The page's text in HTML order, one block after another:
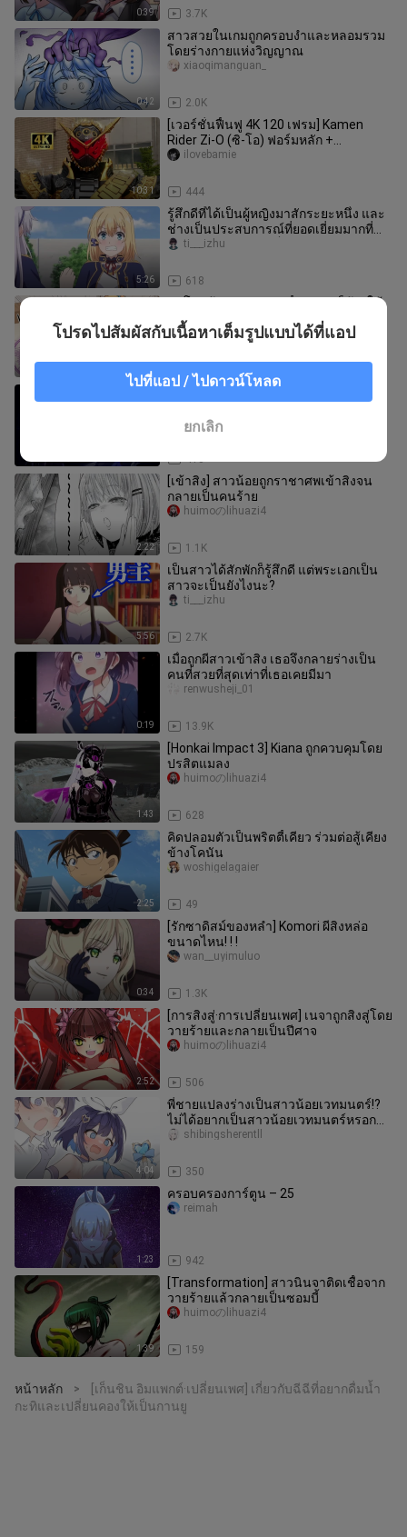
0:39 3.7K
0:42
สาวสวยในเกมถูกครอบงำและหลอมรวม
โดยร่างกายแห่งวิญญาณ
2.0K
xiaoqimanguan_
10:31
[เวอร์ชั่นฟื้นฟู 4K 120 เฟรม] Kamen
Rider Zi-O (ซิ-โอ) ฟอร์มหลัก +
คอลเลคชันท่าพิเศษ!
444
ilovebamie
5:26
รู้สึกดีที่ได้เป็นผู้หญิงมาสักระยะหนึ่ง และ
ช่างเป็นประสบการณ์ที่ยอดเยี่ยมมากที่
ตัวเอกชายจะกลายเป็นผู
618
ti___izhu
ขอโทษด้วยนะ ต่อจากนี้พวกเธอก็ต้องใช้
ชีวิตอยู่ในร่างผู้หญิงกันไปล่ะ～
74
jinliuli
[Honkai Impact 3] Seele ถูกพิษเข้าสิง
413
huimoのlihuazi4
2:22
[เข้าสิง] สาวน้อยถูกราชาศพเข้าสิงจน
กลายเป็นคนร้าย
1.1K
huimoのlihuazi4
5:56
เป็นสาวได้สักพักก็รู้สึกดี แต่พระเอกเป็น
สาวจะเป็นยังไงนะ?
2.7K
ti___izhu
0:19
เมื่อถูกผีสาวเข้าสิง เธอจึงกลายร่างเป็น
คนที่สวยที่สุดเท่าที่เธอเคยมีมา
13.9K
renwusheji_01
1:43
[Honkai Impact 3] Kiana ถูกควบคุมโดย
ปรสิตแมลง
628
huimoのlihuazi4
2:25
คิดปลอมตัวเป็นพริตตี้เคียว ร่วมต่อสู้เคียง
ข้างโคนัน
49
woshigelagaier
0:34
[รักซาดิสม์ของหลำ] Komori ผีสิงหล่อ
ขนาดไหน! ! !
1.3K
wan__uyimuluo
2:52
[การสิงสู่·การเปลี่ยนเพศ] เนจาถูกสิงสู่โดย
วายร้ายและกลายเป็นปีศาจ
506
huimoのlihuazi4
4:04
พี่ชายแปลงร่างเป็นสาวน้อยเวทมนตร์!?
ไม่ได้อยากเป็นสาวน้อยเวทมนตร์หรอก
นะ! มันน่าอายเกินไปแล้ว!
350
shibingsherentll
1:23
ครอบครองการ์ตูน – 25
942
reimah
1:39
[Transformation] สาวนินจาติดเชื้อจาก
วายร้ายแล้วกลายเป็นซอมบี้
159
huimoのlihuazi4
หน้าหลัก >
[เก็นชิน อิมแพกต์·เปลี่ยนเพศ] เกี่ยวกับฉีฉีที่อยากดื่มน้ำ
กะทิและเปลี่ยนคองให้เป็นกานยู
โปรดไปสัมผัสกับเนื้อหาเต็มรูปแบบได้ที่แอป
ไปที่แอป / ไปดาวน์โหลด
ยกเลิก